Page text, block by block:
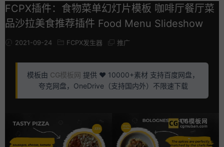
FCPX插件：食物菜单幻灯片模板 咖啡厅餐厅菜
品沙拉美食推荐插件 Food Menu Slideshow
2021-09-24 FCPX发生器 推广
模板由 CG模板网 提供 ❤️ 10000+素材 支持百度网盘，
夸克网盘，OneDrive（支持国内外）不限速下载